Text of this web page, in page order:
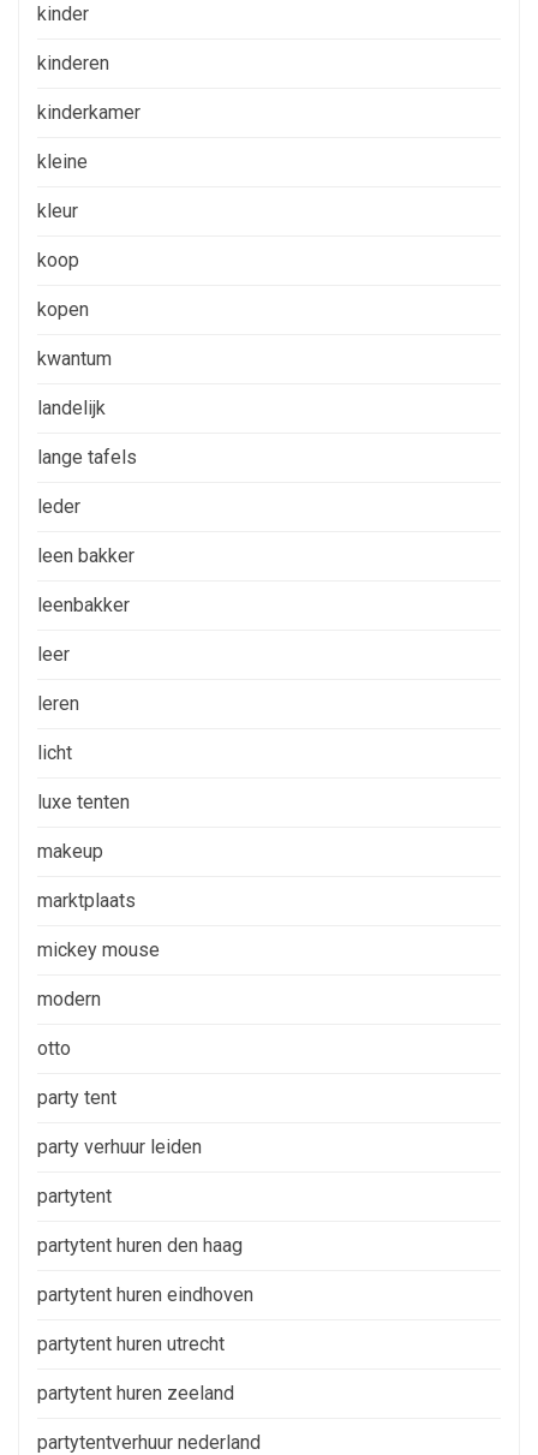
kinder
kinderen
kinderkamer
kleine
kleur
koop
kopen
kwantum
landelijk
lange tafels
leder
leen bakker
leenbakker
leer
leren
licht
luxe tenten
makeup
marktplaats
mickey mouse
modern
otto
party tent
party verhuur leiden
partytent
partytent huren den haag
partytent huren eindhoven
partytent huren utrecht
partytent huren zeeland
partytentverhuur nederland